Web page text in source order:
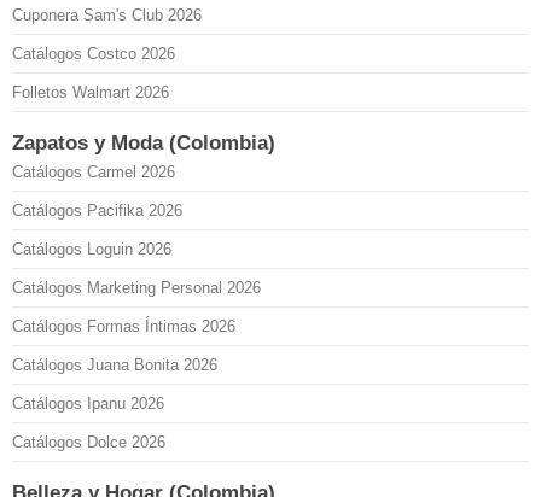
Cuponera Sam's Club 2026
Catálogos Costco 2026
Folletos Walmart 2026
Zapatos y Moda (Colombia)
Catálogos Carmel 2026
Catálogos Pacifika 2026
Catálogos Loguin 2026
Catálogos Marketing Personal 2026
Catálogos Formas Íntimas 2026
Catálogos Juana Bonita 2026
Catálogos Ipanu 2026
Catálogos Dolce 2026